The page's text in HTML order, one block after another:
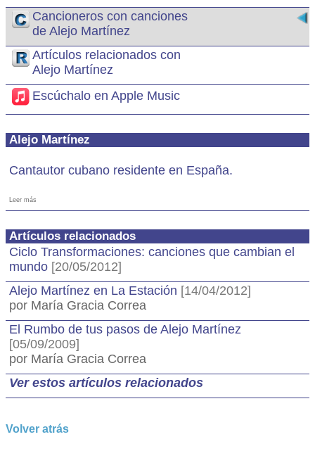
Cancioneros con canciones
de Alejo Martínez
Artículos relacionados con
Alejo Martínez
Escúchalo en Apple Music
Alejo Martínez
Cantautor cubano residente en España.
Leer más
Artículos relacionados
Ciclo Transformaciones: canciones que cambian el
mundo [20/05/2012]
Alejo Martínez en La Estación [14/04/2012]
por María Gracia Correa
El Rumbo de tus pasos de Alejo Martínez
[05/09/2009]
por María Gracia Correa
Ver estos artículos relacionados
Volver atrás